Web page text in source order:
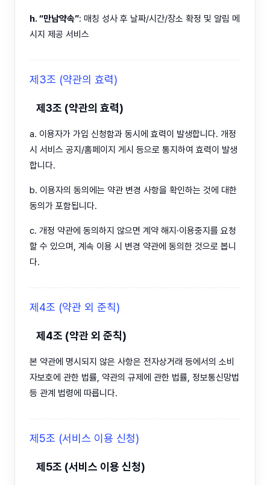
h. “만남약속”: 매칭 성사 후 날짜/시간/장소 확정 및 알림 메
시지 제공 서비스
제3조 (약관의 효력)
제3조 (약관의 효력)
a. 이용자가 가입 신청함과 동시에 효력이 발생합니다. 개정
시 서비스 공지/홈페이지 게시 등으로 통지하여 효력이 발생
합니다.
b. 이용자의 동의에는 약관 변경 사항을 확인하는 것에 대한
동의가 포함됩니다.
c. 개정 약관에 동의하지 않으면 계약 해지·이용중지를 요청
할 수 있으며, 계속 이용 시 변경 약관에 동의한 것으로 봅니
다.
제4조 (약관 외 준칙)
제4조 (약관 외 준칙)
본 약관에 명시되지 않은 사항은 전자상거래 등에서의 소비
자보호에 관한 법률, 약관의 규제에 관한 법률, 정보통신망법
등 관계 법령에 따릅니다.
제5조 (서비스 이용 신청)
제5조 (서비스 이용 신청)